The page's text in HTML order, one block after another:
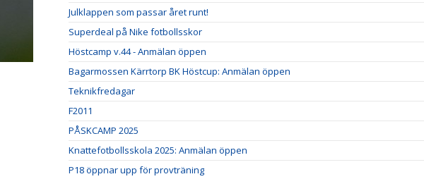
Julklappen som passar året runt!
Superdeal på Nike fotbollsskor
Höstcamp v.44 - Anmälan öppen
Bagarmossen Kärrtorp BK Höstcup: Anmälan öppen
Teknikfredagar
F2011
PÅSKCAMP 2025
Knattefotbollsskola 2025: Anmälan öppen
P18 öppnar upp för provträning